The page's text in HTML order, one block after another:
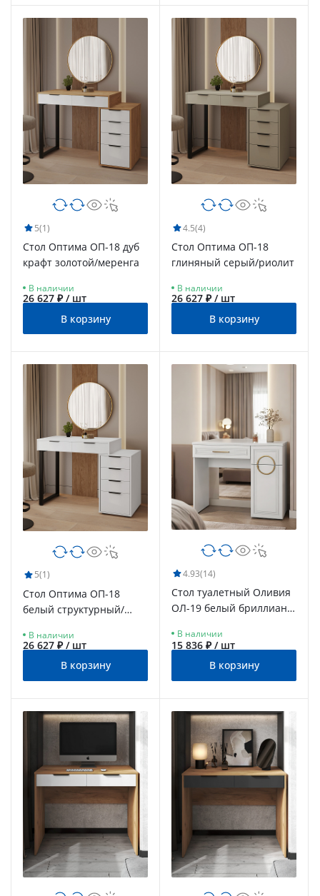
5(1)
Стол Оптима ОП-18 дуб
крафт золотой/меренга
В наличии
26 627 ₽ / шт
В корзину
4.5(4)
Стол Оптима ОП-18
глиняный серый/риолит
В наличии
26 627 ₽ / шт
В корзину
5(1)
Стол Оптима ОП-18
белый структурный/
В наличии
26 627 ₽ / шт
В корзину
4.93(14)
Стол туалетный Оливия
ОЛ-19 белый бриллиант/
В наличии
15 836 ₽ / шт
В корзину